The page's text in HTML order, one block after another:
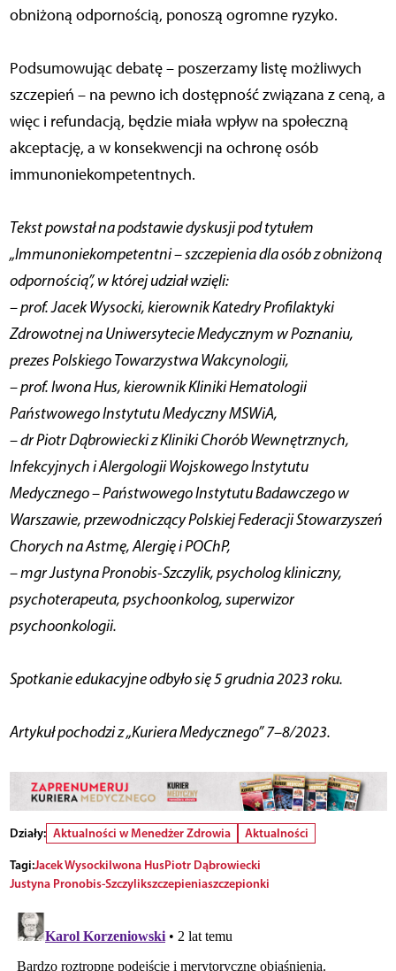
obniżoną odpornością, ponoszą ogromne ryzyko.
Podsumowując debatę – poszerzamy listę możliwych
szczepień – na pewno ich dostępność związana z ceną, a
więc i refundacją, będzie miała wpływ na społeczną
akceptację, a w konsekwencji na ochronę osób
immunoniekompetentnych.
Tekst powstał na podstawie dyskusji pod tytułem
„Immunoniekompetentni – szczepienia dla osób z obniżoną
odpornością”, w której udział wzięli:
– prof. Jacek Wysocki, kierownik Katedry Profilaktyki
Zdrowotnej na Uniwersytecie Medycznym w Poznaniu,
prezes Polskiego Towarzystwa Wakcynologii,
– prof. Iwona Hus, kierownik Kliniki Hematologii
Państwowego Instytutu Medyczny MSWiA,
– dr Piotr Dąbrowiecki z Kliniki Chorób Wewnętrznych,
Infekcyjnych i Alergologii Wojskowego Instytutu
Medycznego – Państwowego Instytutu Badawczego w
Warszawie, przewodniczący Polskiej Federacji Stowarzyszeń
Chorych na Astmę, Alergię i POChP,
– mgr Justyna Pronobis-Szczylik, psycholog kliniczny,
psychoterapeuta, psychoonkolog, superwizor
psychoonkologii.
Spotkanie edukacyjne odbyło się 5 grudnia 2023 roku.
Artykuł pochodzi z „Kuriera Medycznego” 7–8/2023.
Działy: Aktualności w Menedżer Zdrowia
Aktualności
Tagi:Jacek WysockiIwona HusPiotr Dąbrowiecki
Justyna Pronobis-Szczylikszczepieniaszczepionki